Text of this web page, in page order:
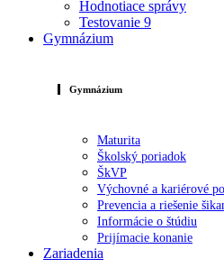
Hodnotiace správy
Testovanie 9
Gymnázium
Gymnázium
Maturita
Školský poriadok
ŠkVP
Výchovné a kariérové
Prevencia a riešenie
Informácie o štúdiu
Prijímacie konanie
Zariadenia